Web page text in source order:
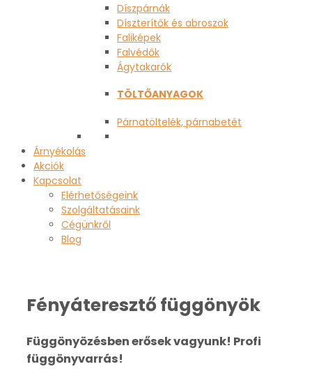
Díszpárnák
Díszterítők és abroszok
Faliképek
Falvédők
Ágytakarók
TÖLTŐANYAGOK
Párnatöltelék, párnabetét
Árnyékolás
Akciók
Kapcsolat
Elérhetőségeink
Szolgáltatásaink
Cégünkről
Blog
Fényáteresztő függönyök
Függönyözésben erősek vagyunk! Profi
függönyvarrás!